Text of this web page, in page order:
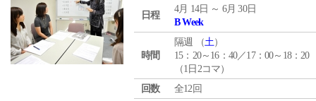
日程
4月 14日 ～ 6月 30日
B Week
時間
隔週 （土）
15：20～16：40／17：00～18：20
（1日2コマ）
回数
全12回